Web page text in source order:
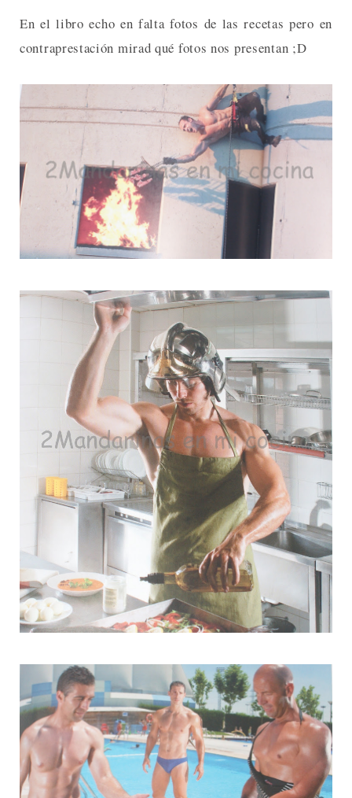
En el libro echo en falta fotos de las recetas pero en
contraprestación mirad qué fotos nos presentan ;D